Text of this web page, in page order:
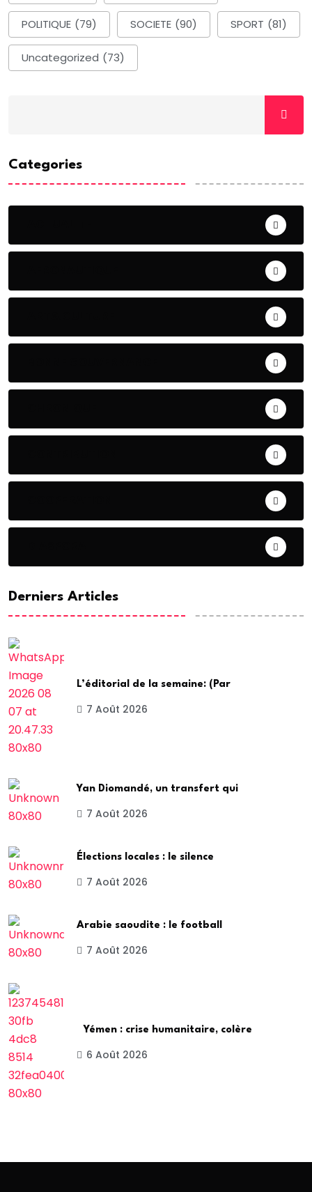
POLITIQUE (79) SOCIETE (90) SPORT (81)
Uncategorized (73)
Categories
Derniers Articles
L’éditorial de la semaine: (Par
7 Août 2026
Yan Diomandé, un transfert qui
7 Août 2026
Élections locales : le silence
7 Août 2026
Arabie saoudite : le football
7 Août 2026
Yémen : crise humanitaire, colère
6 Août 2026